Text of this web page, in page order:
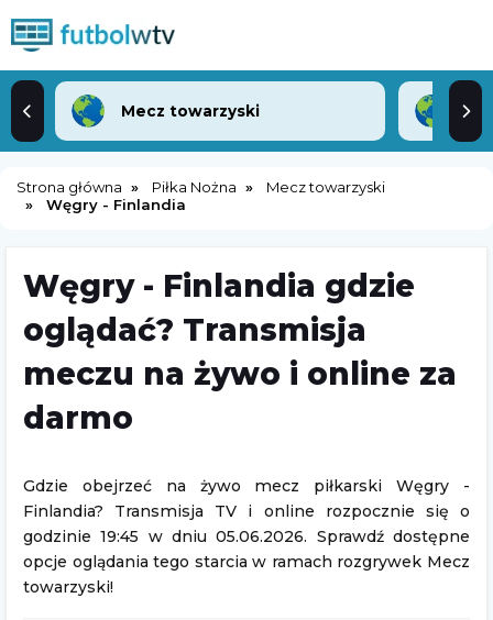
Mecz towarzyski
Strona główna Piłka Nożna
Mecz towarzyski
Węgry - Finlandia
Węgry - Finlandia gdzie
oglądać? Transmisja
meczu na żywo i online za
darmo
Gdzie obejrzeć na żywo mecz piłkarski Węgry -
Finlandia? Transmisja TV i online rozpocznie się o
godzinie 19:45 w dniu 05.06.2026. Sprawdź dostępne
opcje oglądania tego starcia w ramach rozgrywek Mecz
towarzyski!